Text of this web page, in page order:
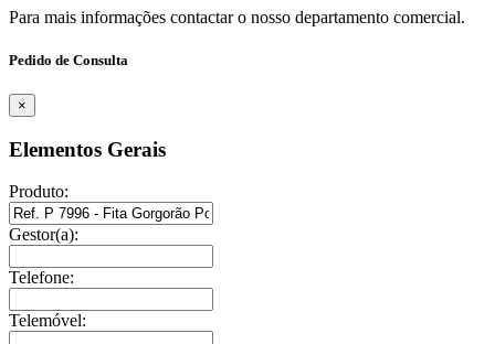
Para mais informações contactar o nosso departamento comercial.
Pedido de Consulta
×
Elementos Gerais
Produto:
Gestor(a):
Telefone:
Telemóvel: